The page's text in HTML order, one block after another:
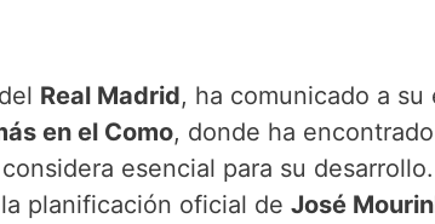
Real Madrid, ha comunicado a
en el Como, donde ha
esencial para su
planificación oficial de José